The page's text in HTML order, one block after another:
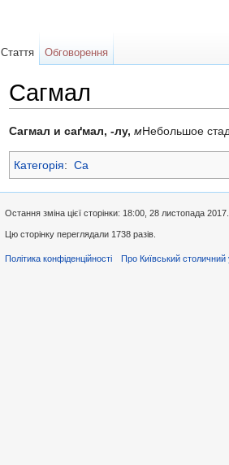
Сагмал
Сагмал и саґмал, -лу, мНебольшое
Категорія: Са
Стаття Обговорення
Остання зміна цієї сторінки: 18:00, 28 листопада 2017.
Цю сторінку переглядали 1738 разів.
Політика конфіденційності Про Київський столичний